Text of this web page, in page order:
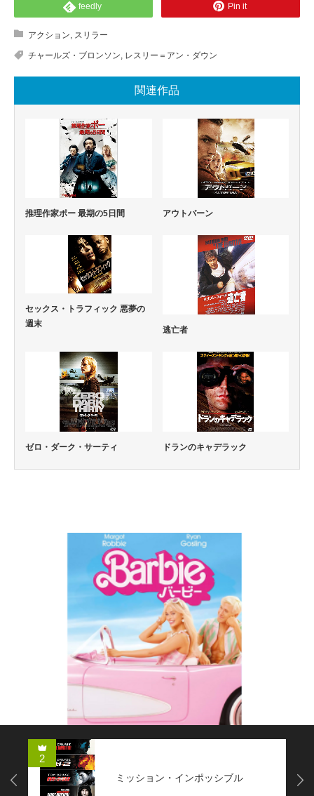
feedly Pin it
アクション スリラー
チャールズ・ブロンソン レスリー＝アン・ダウン
関連作品
推理作家ポー 最期の5日間 アウトバーン
セックス・トラフィック 悪夢の
週末
逃亡者
ゼロ・ダーク・サーティ ドランのキャデラック
2
ミッション・インポッシブル
Next